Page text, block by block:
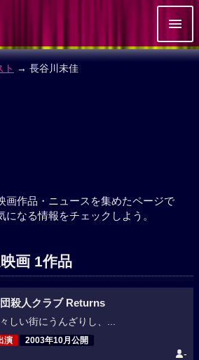
ト → 長谷川未佳
画作品・ニュースを集めたページで
なる情報をチェックしよう。
画 1作品
殺人クラブ Returns
しい街にうんざりし、...
演 2003年10月公開
-